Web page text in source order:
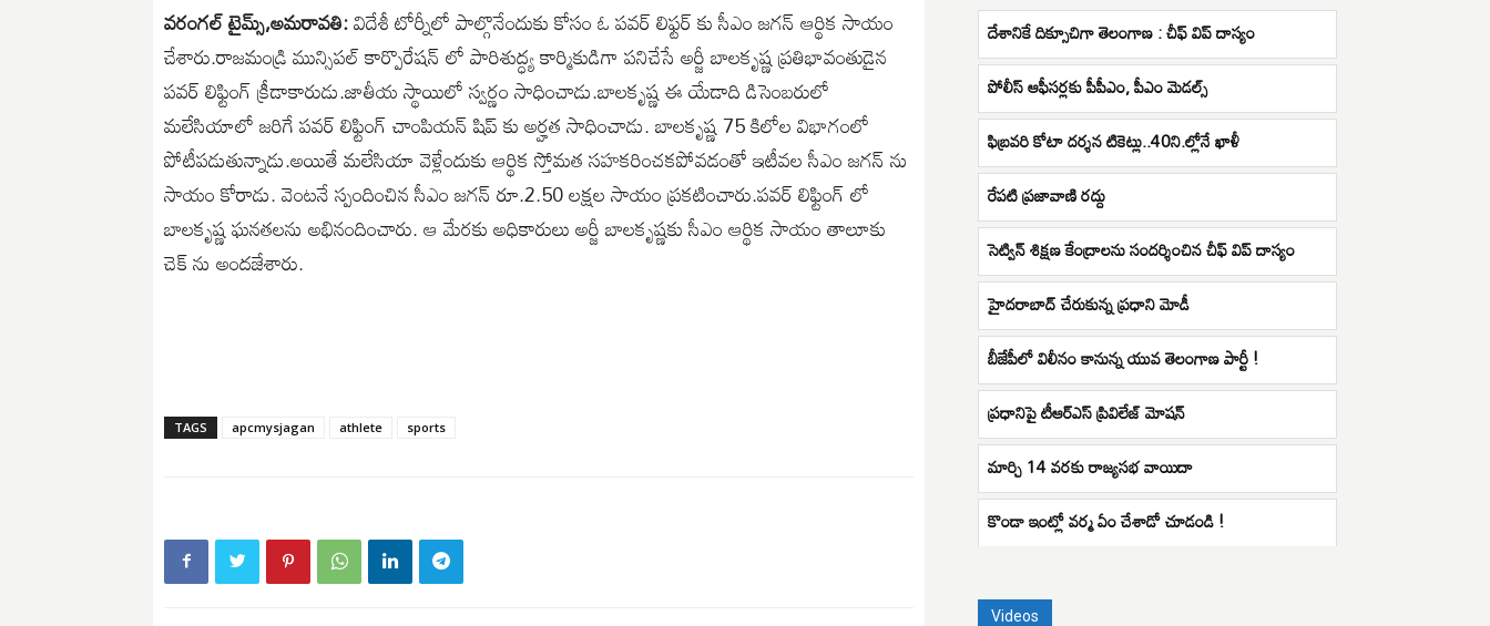
వరంగల్ టైమ్స్,అమరావతి:విదేశీ టోర్నీలో పాల్గొనేందుకు కోసం ఓ పవర్ లిఫ్టర్ కు సీఎం జగన్ ఆర్థిక సాయం
చేశారు.రాజమండ్రి మున్సిపల్ కార్పొరేషన్ లో పారిశుద్ధ్య కార్మికుడిగా పనిచేసే అర్జీ బాలకృష్ణ ప్రతిభావంతుడైన
పవర్ లిఫ్టింగ్ క్రీడాకారుడు.జాతీయ స్థాయిలో స్వర్ణం సాధించాడు.బాలకృష్ణ ఈ యేడాది డిసెంబరులో
మలేసియాలో జరిగే పవర్ లిఫ్టింగ్ చాంపియన్ షిప్ కు అర్హత సాధించాడు. బాలకృష్ణ 75 కిలోల విభాగంలో
పోటీపడుతున్నాడు.అయితే మలేసియా వెళ్లేందుకు ఆర్థిక స్తోమత సహకరించకపోవడంతో ఇటీవల సీఎం జగన్ ను
సాయం కోరాడు. వెంటనే స్పందించిన సీఎం జగన్ రూ.2.50 లక్షల సాయం ప్రకటించారు.పవర్ లిఫ్టింగ్ లో
బాలకృష్ణ ఘనతలను అభినందించారు. ఆ మేరకు అధికారులు అర్జీ బాలకృష్ణకు సీఎం ఆర్థిక సాయం తాలూకు
చెక్ ను అందజేశారు.
TAGS apcmysjagan athlete sports
దేశానికే దిక్సూచిగా తెలంగాణ : చీఫ్ విప్ దాస్యం
పోలీస్ ఆఫీసర్లకు పీపీఎం, పీఎం మెడల్స్
ఫిబ్రవరి కోటా దర్శన టికెట్లు..40ని.ల్లోనే ఖాళీ
రేపటి ప్రజావాణి రద్దు
సెట్విన్ శిక్షణ కేంద్రాలను సందర్శించిన చీఫ్ విప్ దాస్యం
హైదరాబాద్ చేరుకున్న ప్రధాని మోడీ
బీజేపీలో విలీనం కానున్న యువ తెలంగాణ పార్టీ !
ప్రధానిపై టీఆర్ఎస్ ప్రివిలేజ్ మోషన్
మార్చి 14 వరకు రాజ్యసభ వాయిదా
కొండా ఇంట్లో వర్మ ఏం చేశాడో చూడండి !
Videos